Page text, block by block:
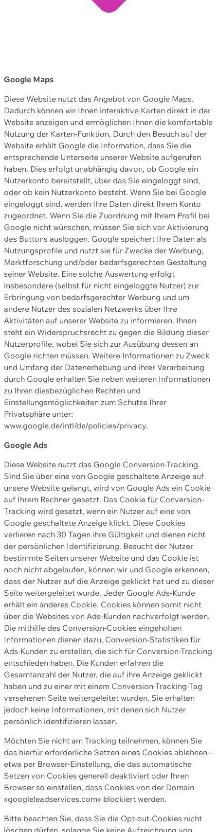
Google Maps
Diese Website nutzt das Angebot von Google Maps.
Dadurch können wir Ihnen interaktive Karten direkt in der
Website anzeigen und ermöglichen Ihnen die komfortable
Nutzung der Karten-Funktion. Durch den Besuch auf der
Website erhält Google die Information, dass Sie die
entsprechende Unterseite unserer Website aufgerufen
haben. Dies erfolgt unabhängig davon, ob Google ein
Nutzerkonto bereitstellt, über das Sie eingeloggt sind,
oder ob kein Nutzerkonto besteht. Wenn Sie bei Google
eingeloggt sind, werden Ihre Daten direkt Ihrem Konto
zugeordnet. Wenn Sie die Zuordnung mit Ihrem Profil bei
Google nicht wünschen, müssen Sie sich vor Aktivierung
des Buttons ausloggen. Google speichert Ihre Daten als
Nutzungsprofile und nutzt sie für Zwecke der Werbung,
Marktforschung und/oder bedarfsgerechten Gestaltung
seiner Website. Eine solche Auswertung erfolgt
insbesondere (selbst für nicht eingeloggte Nutzer) zur
Erbringung von bedarfsgerechter Werbung und um
andere Nutzer des sozialen Netzwerks über Ihre
Aktivitäten auf unserer Website zu informieren. Ihnen
steht ein Widerspruchsrecht zu gegen die Bildung dieser
Nutzerprofile, wobei Sie sich zur Ausübung dessen an
Google richten müssen. Weitere Informationen zu Zweck
und Umfang der Datenerhebung und ihrer Verarbeitung
durch Google erhalten Sie neben weiteren Informationen
zu Ihren diesbezüglichen Rechten und
Einstellungsmöglichkeiten zum Schutze Ihrer
Privatsphäre unter:
www.google.de/intl/de/policies/privacy.
Google Ads
Diese Website nutzt das Google Conversion-Tracking.
Sind Sie über eine von Google geschaltete Anzeige auf
unsere Website gelangt, wird von Google Ads ein Cookie
auf Ihrem Rechner gesetzt. Das Cookie für Conversion-
Tracking wird gesetzt, wenn ein Nutzer auf eine von
Google geschaltete Anzeige klickt. Diese Cookies
verlieren nach 30 Tagen ihre Gültigkeit und dienen nicht
der persönlichen Identifizierung. Besucht der Nutzer
bestimmte Seiten unserer Website und das Cookie ist
noch nicht abgelaufen, können wir und Google erkennen,
dass der Nutzer auf die Anzeige geklickt hat und zu dieser
Seite weitergeleitet wurde. Jeder Google Ads-Kunde
erhält ein anderes Cookie. Cookies können somit nicht
über die Websites von Ads-Kunden nachverfolgt werden.
Die mithilfe des Conversion-Cookies eingeholten
Informationen dienen dazu, Conversion-Statistiken für
Ads-Kunden zu erstellen, die sich für Conversion-Tracking
entschieden haben. Die Kunden erfahren die
Gesamtanzahl der Nutzer, die auf ihre Anzeige geklickt
haben und zu einer mit einem Conversion-Tracking-Tag
versehenen Seite weitergeleitet wurden. Sie erhalten
jedoch keine Informationen, mit denen sich Nutzer
persönlich identifizieren lassen.
Möchten Sie nicht am Tracking teilnehmen, können Sie
das hierfür erforderliche Setzen eines Cookies ablehnen –
etwa per Browser-Einstellung, die das automatische
Setzen von Cookies generell deaktiviert oder Ihren
Browser so einstellen, dass Cookies von der Domain
«googleleadservices.com» blockiert werden.
Bitte beachten Sie, dass Sie die Opt-out-Cookies nicht